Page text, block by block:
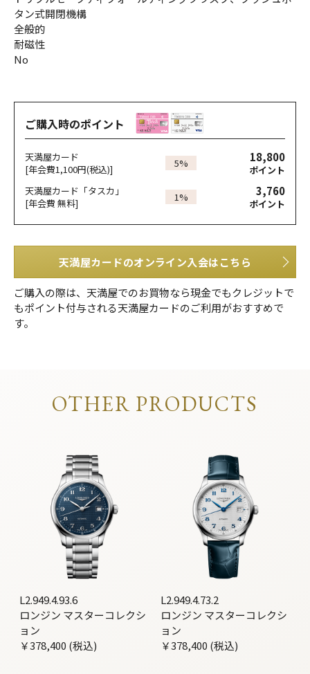
タン式開閉機構
全般的
耐磁性
No
ご購入時のポイント
天満屋カード
[年会費1,100円(税込)]
5% 18,800
ポイント
天満屋カード「タスカ」
[年会費 無料]
1% 3,760
ポイント
天満屋カードのオンライン入会はこちら
ご購入の際は、天満屋でのお買物なら現金でもクレジットで
もポイント付与される天満屋カードのご利用がおすすめで
す。
OTHER PRODUCTS
L2.949.4.93.6
ロンジン マスターコレクシ
ョン
￥378,400 (税込)
L2.949.4.73.2
ロンジン マスターコレクシ
ョン
￥378,400 (税込)